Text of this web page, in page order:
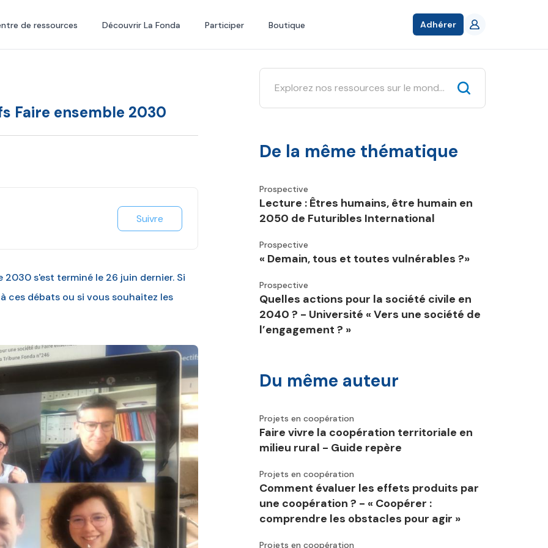
de ressources Découvrir La Fonda Participer Boutique Adhérer
Faire ensemble 2030
Suivre
s'est terminé le 26 juin dernier. Si
ces débats ou si vous souhaitez les
De la même thématique
Prospective
Lecture : Êtres humains, être humain en
2050 de Futuribles International
Prospective
« Demain, tous et toutes vulnérables ?»
Prospective
Quelles actions pour la société civile en
2040 ? - Université « Vers une société de
l’engagement ? »
Du même auteur
Projets en coopération
Faire vivre la coopération territoriale en
milieu rural - Guide repère
Projets en coopération
Comment évaluer les effets produits par
une coopération ? - « Coopérer :
comprendre les obstacles pour agir »
Projets en coopération